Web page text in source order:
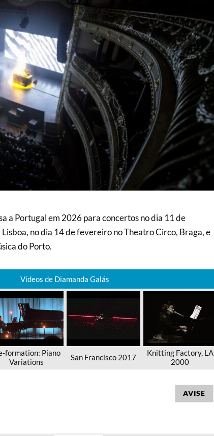
a Portugal em 2026 para concertos no dia 11 de
no dia 14 de fevereiro no Theatro Circo, Braga, e
do Porto.
Vídeos de Diamanda Galás
formation: Piano
Variations
San Francisco 2017
Knitting Factory, LA
2000
AVISE